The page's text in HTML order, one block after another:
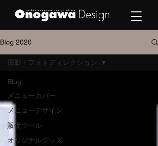
Blog 2020
Blog
メニューカバー
メニューデザイン
販促ツール
オリジナルグッズ
撮影・フォトディレクション